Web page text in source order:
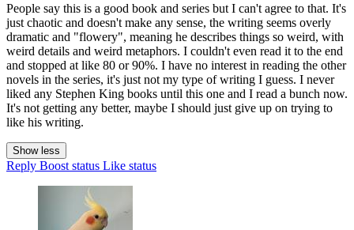
People say this is a good book and series but I can't agree to that. It's
just chaotic and doesn't make any sense, the writing seems overly
dramatic and "flowery", meaning he describes things so weird, with
weird details and weird metaphors. I couldn't even read it to the end
and stopped at like 80 or 90%. I have no interest in reading the other
novels in the series, it's just not my type of writing I guess. I never
liked any Stephen King books until this one and I read a bunch now.
It's not getting any better, maybe I should just give up on trying to
like his writing.
Show less
Reply Boost status Like status